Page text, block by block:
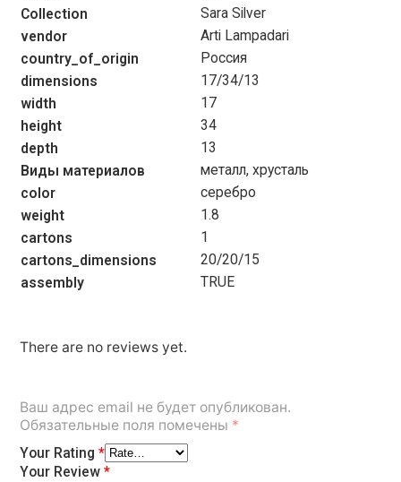
Collection
Sara Silver
vendor
Arti Lampadari
country_of_origin
Россия
dimensions
17/34/13
width
17
height
34
depth
13
Виды материалов
металл, хрусталь
color
серебро
weight
1.8
cartons
1
cartons_dimensions
20/20/15
assembly
TRUE
There are no reviews yet.
Ваш адрес email не будет опубликован.
Обязательные поля помечены *
Your Rating*
Your Review*